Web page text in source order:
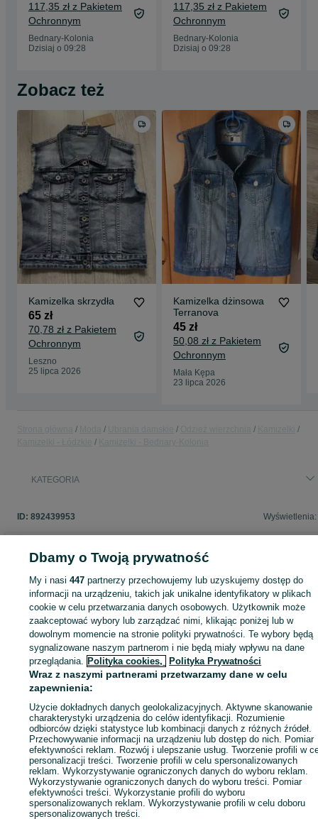
117,35 zł z Pakietem
Ochronnym
Bednary-Kolonia
Dzisiaj o 09:28
117,35 zł z Pakietem
Ochronnym
Bednary-Kolonia
Dzisiaj o 09:28
Zobacz też
Kamizelka skrzydła
65 zł
70,78 zł z Pakietem
Ochronnym
Leszno
25 lipca 2026
Kamizelka dżinsowa
Terranova
45 zł
50,08 zł z Pakietem
Ochronnym
Mała Kępa
23 lipca 2026
KATEGORIA
ID: 892439953 Wyświetlenia:
Zaloguj się lub załóż konto na OLX, aby skontaktować się z
sprzedającym
Zaloguj się / Załóż konto
Kup
Dbamy o Twoją prywatność
My i nasi447 partnerzy przechowujemy lub uzyskujemy dostęp do
informacji na urządzeniu, takich jak unikalne identyfikatory w plikach
cookie w celu przetwarzania danych osobowych. Użytkownik może
zaakceptować wybory lub zarządzać nimi, klikając poniżej lub w
dowolnym momencie na stronie polityki prywatności. Te wybory będą
sygnalizowane naszym partnerom i nie będą miały wpływu na dane
przeglądania. Polityka cookies, Polityka Prywatności
Wraz z naszymi partnerami przetwarzamy dane w celu
zapewnienia:
Użycie dokładnych danych geolokalizacyjnych. Aktywne skanowanie
charakterystyki urządzenia do celów identyfikacji. Rozumienie
odbiorców dzięki statystyce lub kombinacji danych z różnych źródeł.
Przechowywanie informacji na urządzeniu lub dostęp do nich. Pomiar
efektywności reklam. Rozwój i ulepszanie usług. Tworzenie profili w
personalizacji treści. Tworzenie profili w celu spersonalizowanych
reklam. Wykorzystywanie ograniczonych danych do wyboru reklam.
Wykorzystywanie ograniczonych danych do wyboru treści. Pomiar
efektywności treści. Wykorzystanie profili do wyboru
spersonalizowanych reklam. Wykorzystywanie profili w celu doboru
spersonalizowanych treści.